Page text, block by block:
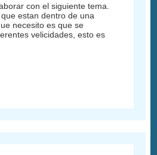
con el siguiente tema.
estan dentro de una
necesito es que se
velicidades, esto es